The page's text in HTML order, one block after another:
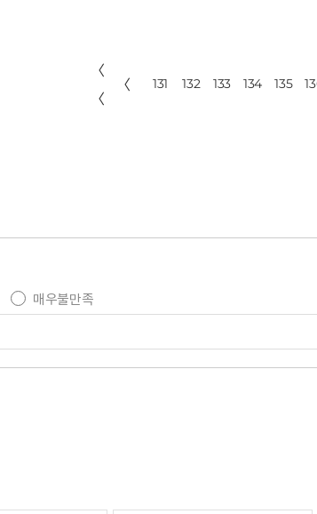
〈
〈
〈 131 132 133 134 135
매우불만족